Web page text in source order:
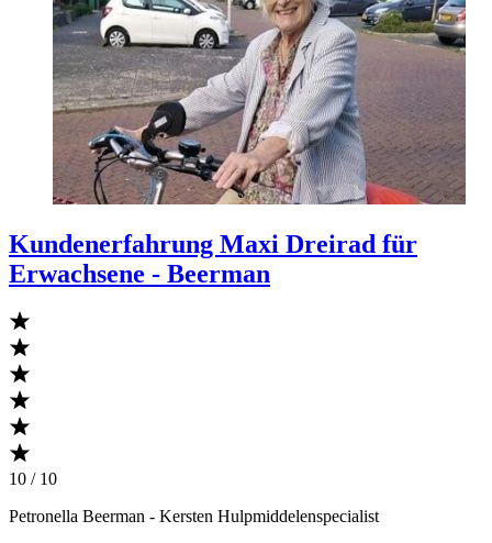
Kundenerfahrung Maxi Dreirad für
Erwachsene - Beerman
10 / 10
Petronella Beerman - Kersten Hulpmiddelenspecialist